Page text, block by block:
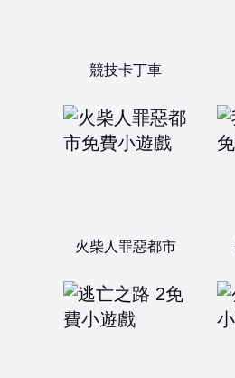
競技卡丁車
火柴人罪惡都市